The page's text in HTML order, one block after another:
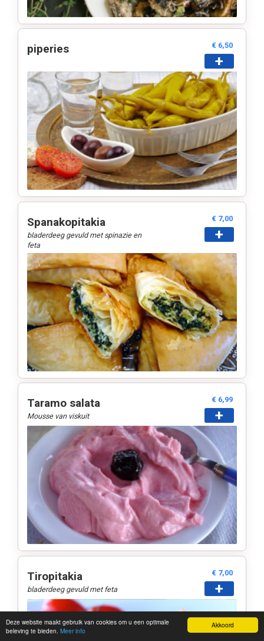
Akkoord
Deze website maakt gebruik van cookies om u een optimale
beleving te bieden. Meer info
piperies € 6,50
+
Spanakopitakia
bladerdeeg gevuld met spinazie en
feta
€ 7,00
+
Taramo salata
Mousse van viskuit
€ 6,99
+
Tiropitakia
bladerdeeg gevuld met feta
€ 7,00
+